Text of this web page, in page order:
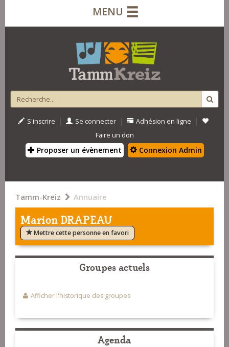
MENU
S'inscrire | Se connecter | Adhésion en ligne |
Faire un don
Proposer un évènement Connexion Admin
Tamm-Kreiz Annuaire
Marion DRAPEAU
Mettre cette personne en favori
Groupes actuels
Afficher l'historique des groupes
Agenda